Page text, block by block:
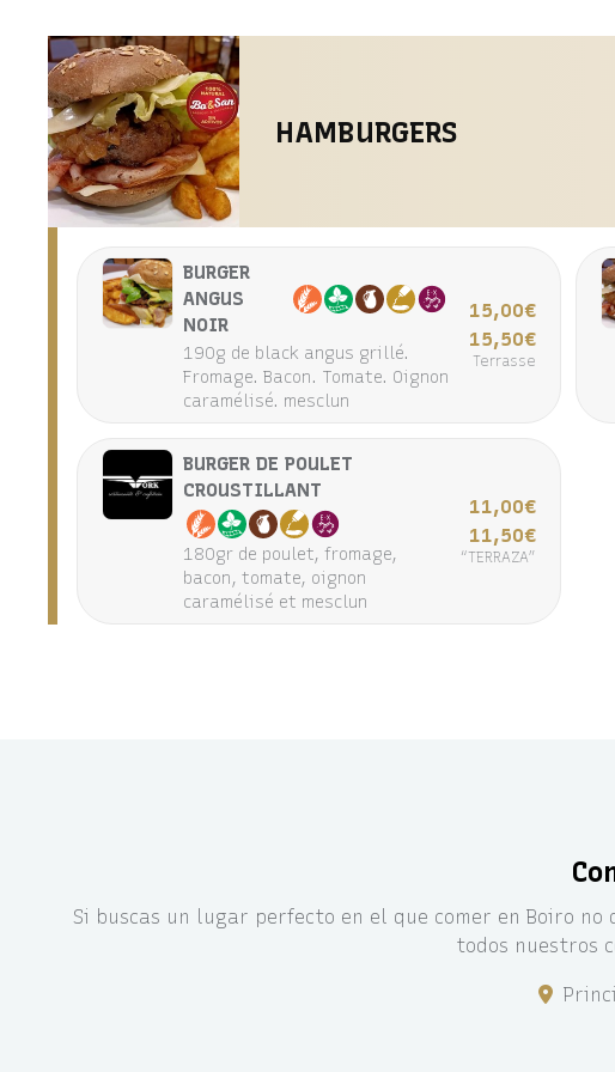
HAMBURGERS
BURGER
ANGUS
NOIR
190g de black angus grillé.
Fromage. Bacon. Tomate. Oignon
caramélisé. mesclun
15,00€
15,50€
Terrasse
BURGER DE POULET
CROUSTILLANT
180gr de poulet, fromage,
bacon, tomate, oignon
caramélisé et mesclun
11,00€
11,50€
“TERRAZA”
Si buscas un lugar perfecto en el que comer en Boiro
todos nuestros